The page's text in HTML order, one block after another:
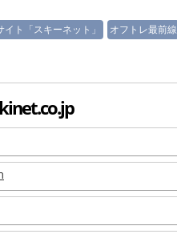
ト「スキーネット」
オフトレ最前線